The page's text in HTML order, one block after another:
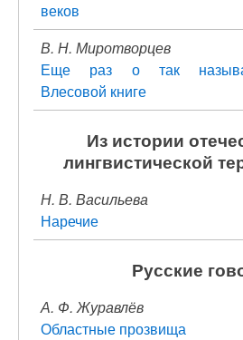
веков
В. Н. Миротворцев
Еще раз о так
Влесовой книге
Из истории
лингвистической
Н. В. Васильева
Наречие
Русские
А. Ф. Журавлёв
Областные прозвища